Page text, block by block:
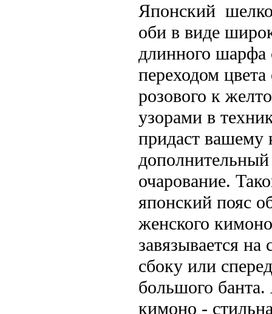
Японский
оби в виде
длинного шарфа
переходом цвета
розового к
узорами в
придаст вашему
очарование.
японский пояс
женского
завязывается на
сбоку или
большого банта.
кимоно -